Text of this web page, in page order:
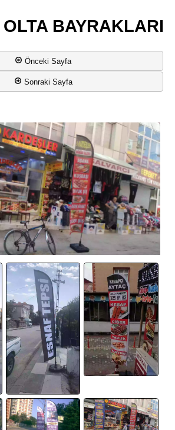
BAYRAKLARI
Önceki Sayfa
Sonraki Sayfa